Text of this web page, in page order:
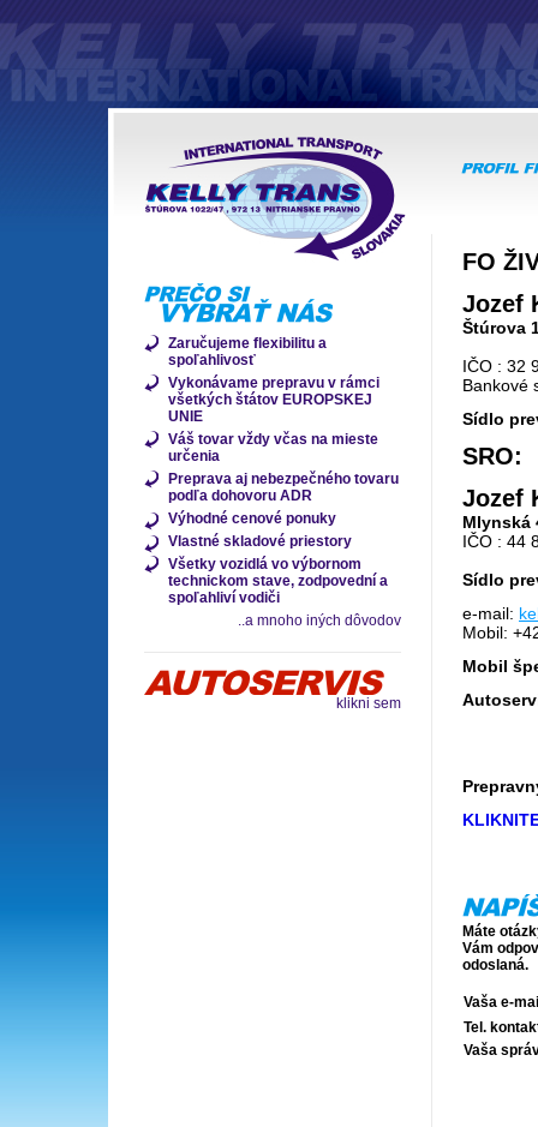
Zaručujeme flexibilitu a
spoľahlivosť
Vykonávame prepravu v rámci
všetkých štátov EUROPSKEJ
UNIE
Váš tovar vždy včas na mieste
určenia
Preprava aj nebezpečného tovaru
podľa dohovoru ADR
Výhodné cenové ponuky
Vlastné skladové priestory
Všetky vozidlá vo výbornom
technickom stave, zodpovední a
spoľahliví vodiči
..a mnoho iných dôvodov
klikni sem
FO
Jozef
Štúrova
IČO : 32
Bankové
Sídlo
SRO:
Jozef
Mlynská
IČO : 44
Sídlo
e-mail:
Mobil:
Mobil
Máte
Vám
odoslaná.
Vaša e-
Tel.
Vaša